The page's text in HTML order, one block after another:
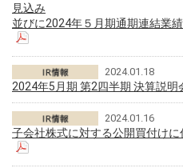
見込み
並びに2024年５月期通期連結業
2024.01.18
2024年5月期 第2四半期 決算説明
2024.01.16
子会社株式に対する公開買付け